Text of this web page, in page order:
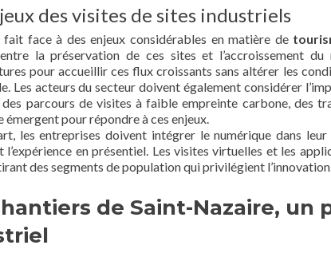
des visites de sites industriels
fait face à des enjeux considérables en matière de
la préservation de ces sites et l’accroissement du
pour accueillir ces flux croissants sans altérer les
Les acteurs du secteur doivent également considérer
parcours de visites à faible empreinte carbone, des
émergent pour répondre à ces enjeux.
les entreprises doivent intégrer le numérique dans
l’expérience en présentiel. Les visites virtuelles et les
des segments de population qui privilégient
de Saint-Nazaire, un